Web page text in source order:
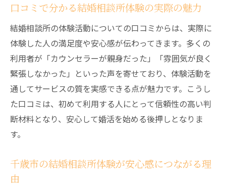
千歳市の結婚相談所体験が選択の決め手に
なる
結婚相談所体験活動で重視すべきチェック
ポイント
婚活成功のための結婚相談所体験の活用法
体験活動から得られる結婚相談所選びのヒ
ント
結婚相談所体験で実感するきめ細やかなサ
口コミで分かる結婚相談所体験の実際の魅力
結婚相談所の体験活動についての口コミからは、実際に
体験した人の満足度や安心感が伝わってきます。多くの
利用者が「カウンセラーが親身だった」「雰囲気が良く
緊張しなかった」といった声を寄せており、体験活動を
通してサービスの質を実感できる点が魅力です。こうし
た口コミは、初めて利用する人にとって信頼性の高い判
断材料となり、安心して婚活を始める後押しとなりま
す。
千歳市の結婚相談所体験が安心感につながる理
由